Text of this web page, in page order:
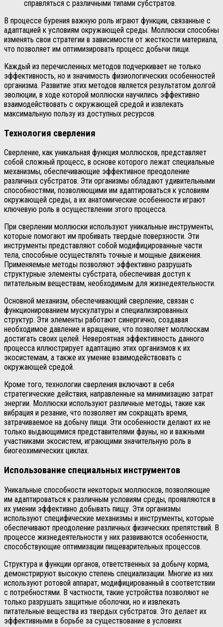
справляться с различными типами субстратов.
В процессе бурения важную роль играют функции, связанные с
адаптацией к условиям окружающей среды. Моллюски способны
изменять свои стратегии в зависимости от жесткости материала,
что позволяет им оптимизировать процесс добычи пищи.
Каждый из перечисленных методов подчеркивает не только
эффективность, но и значимость физиологических особенностей
организма. Развитие этих методов является результатом долгой
эволюции, в ходе которой моллюски научились эффективно
взаимодействовать с окружающей средой и извлекать
максимальную пользу из доступных ресурсов.
Технология сверления
Сверление, как уникальная функция моллюсков, представляет
собой сложный процесс, в основе которого лежат специальные
механизмы, обеспечивающие эффективное преодоление
различных субстратов. Эти организмы обладают удивительными
способностями, позволяющими им адаптироваться к условиям
окружающей среды, а их анатомические особенности играют
ключевую роль в осуществлении этого процесса.
При сверлении моллюски используют уникальные инструменты,
которые помогают им пробивать твердые поверхности. Эти
инструменты представляют собой модифицированные части
тела, способные осуществлять точные и мощные движения.
Применяемые методы позволяют эффективно разрушать
структурные элементы субстрата, обеспечивая доступ к
питательным веществам, необходимым для жизнедеятельности.
Основной механизм, обеспечивающий сверление, связан с
функционированием мускулатуры и специализированных
структур. Эти элементы работают синергично, создавая
необходимое давление и вращение, что позволяет моллюскам
достигать своих целей. Невероятная эффективность данного
процесса иллюстрирует адаптацию этих организмов к их
экосистемам, а также их умение взаимодействовать с
окружающей средой.
Кроме того, технологии сверления включают в себя
стратегические действия, направленные на минимизацию затрат
энергии. Моллюски используют различные методы, такие как
вибрация и резание, что позволяет им сокращать время,
затрачиваемое на добычу пищи. Эти особенности делают их не
только выдающимися представителями фауны, но и важными
участниками экосистем, играющими значительную роль в
биогеохимических циклах.
Использование специальных инструментов
Уникальные способности некоторых моллюсков, позволяющие
им адаптироваться к различным условиям среды, проявляются в
их умении эффективно добывать пищу. Эти организмы
используют специфические механизмы и инструменты, которые
обеспечивают преодоление различных физических препятствий. В
процессе жизнедеятельности у них развиваются особенности,
способствующие оптимизации пищеварительных процессов.
Структура и функции органов, ответственных за добычу корма,
демонстрируют высокую степень специализации. Многие из них
используют ротовой аппарат, модифицированный в соответствии
с потребностями. В частности, такие устройства позволяют не
только разрушать защитные оболочки, но и извлекать
питательные вещества из твердых субстратов. Это делает их
эффективными в борьбе за существование в условиях